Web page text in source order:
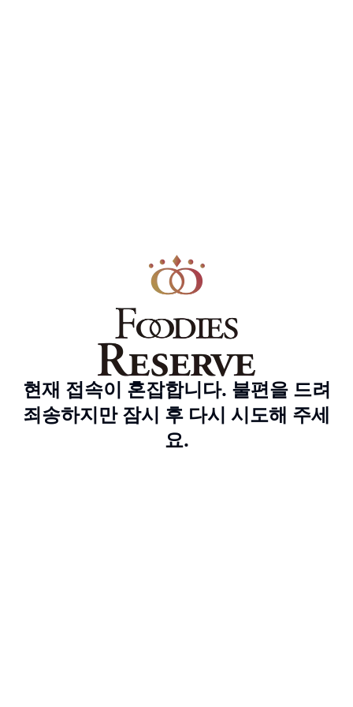
현재 접속이 혼잡합니다. 불편을 드려
죄송하지만 잠시 후 다시 시도해 주세
요.